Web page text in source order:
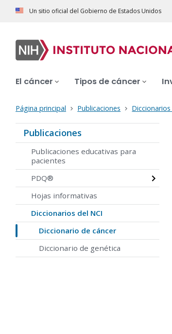
Un sitio oficial del Gobierno de Estados Unidos
El cáncer Tipos de cáncer
Página principal Publicaciones
Publicaciones
Publicaciones educativas para
pacientes
PDQ®
Hojas informativas
Diccionarios del NCI
Diccionario de cáncer
Diccionario de genética